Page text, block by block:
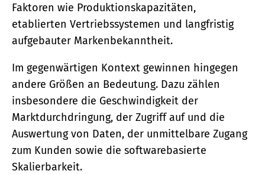
Faktoren wie Produktionskapazitäten,
etablierten Vertriebssystemen und langfristig
aufgebauter Markenbekanntheit.
Im gegenwärtigen Kontext gewinnen hingegen
andere Größen an Bedeutung. Dazu zählen
insbesondere die Geschwindigkeit der
Marktdurchdringung, der Zugriff auf und die
Auswertung von Daten, der unmittelbare Zugang
zum Kunden sowie die softwarebasierte
Skalierbarkeit.